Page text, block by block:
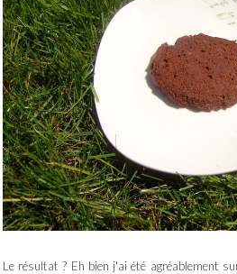
Le résultat ? Eh bien j'ai été agréablement